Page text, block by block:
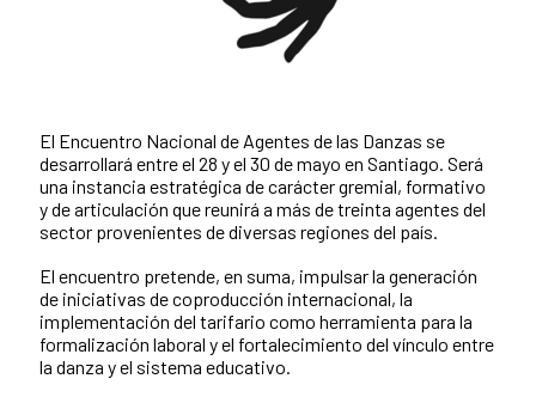
El Encuentro Nacional de Agentes de las Danzas se
desarrollará entre el 28 y el 30 de mayo en Santiago. Será
una instancia estratégica de carácter gremial, formativo
y de articulación que reunirá a más de treinta agentes del
sector provenientes de diversas regiones del país.
El encuentro pretende, en suma, impulsar la generación
de iniciativas de coproducción internacional, la
implementación del tarifario como herramienta para la
formalización laboral y el fortalecimiento del vínculo entre
la danza y el sistema educativo.